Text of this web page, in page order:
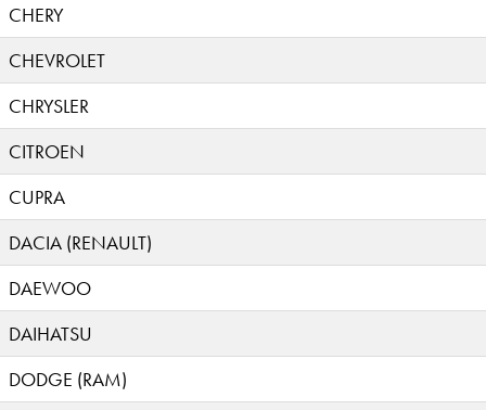
CHERY
CHEVROLET
CHRYSLER
CITROEN
CUPRA
DACIA (RENAULT)
DAEWOO
DAIHATSU
DODGE (RAM)